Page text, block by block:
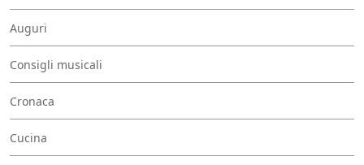
Auguri
Consigli musicali
Cronaca
Cucina